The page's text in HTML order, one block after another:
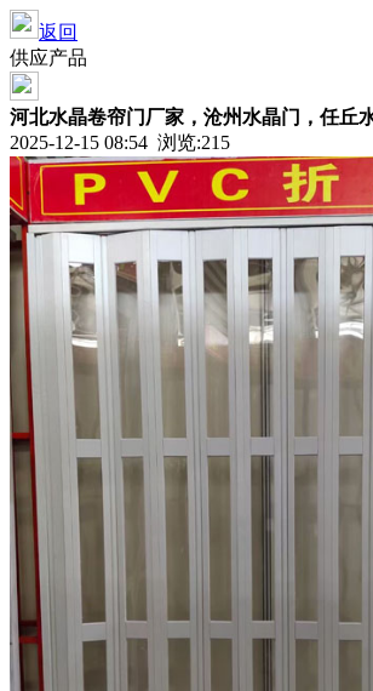
返回
供应产品
河北水晶卷帘门厂家，沧州水晶门，任丘
2025-12-15 08:54 浏览:215